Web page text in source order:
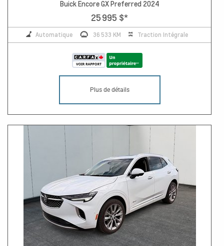
Buick Encore GX Preferred 2024
25 995 $*
Automatique 36 533 KM Traction Intégrale
Plus de détails